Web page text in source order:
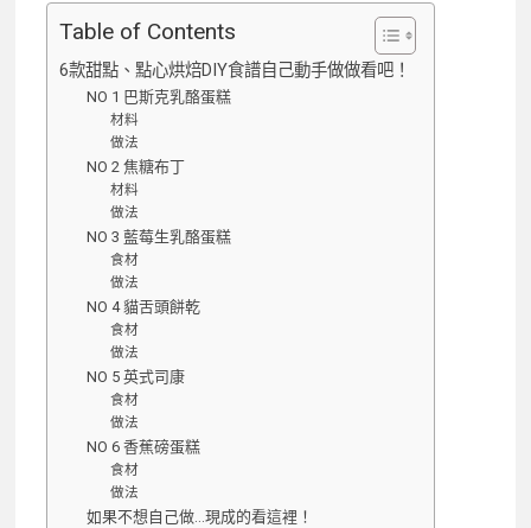
Table of Contents
6款甜點、點心烘焙DIY食譜自己動手做做看吧！
NO 1 巴斯克乳酪蛋糕
材料
做法
NO 2 焦糖布丁
材料
做法
NO 3 藍莓生乳酪蛋糕
食材
做法
NO 4 貓舌頭餅乾
食材
做法
NO 5 英式司康
食材
做法
NO 6 香蕉磅蛋糕
食材
做法
如果不想自己做…現成的看這裡！